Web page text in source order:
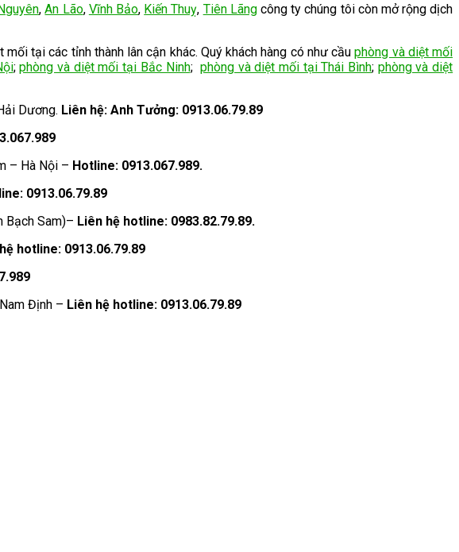
,An Lão, Vĩnh Bảo, Kiến Thuỵ, Tiên Lãngcông ty chúng tôi còn mở rộng dịch
tại các tỉnh thành lân cận khác. Quý khách hàng có như cầuphòng và diệt mối
;phòng và diệt mối tại Bắc Ninh; phòng và diệt mối tại Thái Bình; phòng và diệt
Dương. Liên hệ: Anh Tưởng: 0913.06.79.89
– Hà Nội – Hotline: 0913.067.989.
0913.06.79.89
Bạch Sam)– Liên hệ hotline: 0983.82.79.89.
hotline: 0913.06.79.89
Định – Liên hệ hotline: 0913.06.79.89